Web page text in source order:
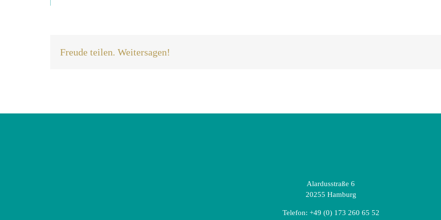
Freude teilen. Weitersagen!
Alardusstraße 6
20255 Hamburg
Telefon: +49 (0) 173 260 65 52